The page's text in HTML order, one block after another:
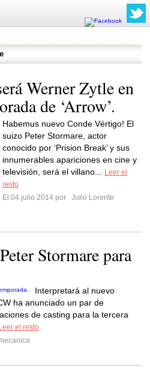
Werner Zytle en
de ‘Arrow’.
Habemus nuevo Conde Vértigo! El
suizo Peter Stormare, actor
conocido por ‘Prision Break’ y sus
innumerables apariciones en cine y
televisión, será el villano...
Leer el
resto
El 04 julio 2014 por
Julio Lorente
Stormare para
Interpretará al nuevo
ha anunciado un par de
de casting para la tercera
Leer el resto